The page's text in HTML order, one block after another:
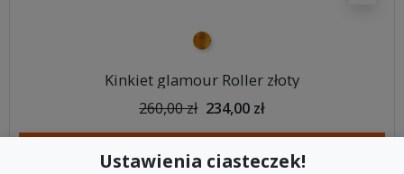
złoty
Kinkiet glamour Roller złoty
260,00 zł 234,00 zł
Ustawienia ciasteczek!